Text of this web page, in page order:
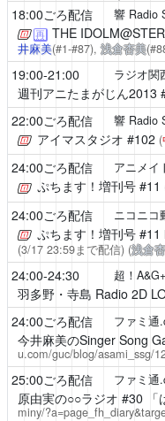
18:00ごろ配信 響 Radio
再 THE
井麻美(#1-#87),浅倉杏美
19:00-21:00 ラジオ関
週刊アニたまがじん2013
22:00ごろ配信 響 Radio
アイマスタジオ #102 (
24:00ごろ配信 アニメイ
ぷちます！増刊号#11
24:00ごろ配信 ニコニコ
ぷちます！増刊号#11
(3/17 23:59まで配信) (浅倉
24:00-24:30 超！A&G+
羽多野・寺島 Radio 2D
24:00ごろ配信 ファミ通
今井麻美のSinger Song
u.com/guc/blog/asami_ssg/
25:00ごろ配信 ファミ通
原由実の○○ラジオ #30 「
miny/